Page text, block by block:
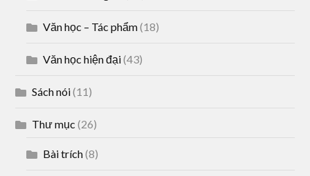
Văn học – Tác phẩm(18)
Văn học hiện đại(43)
Sách nói(11)
Thư mục (26)
Bài trích(8)